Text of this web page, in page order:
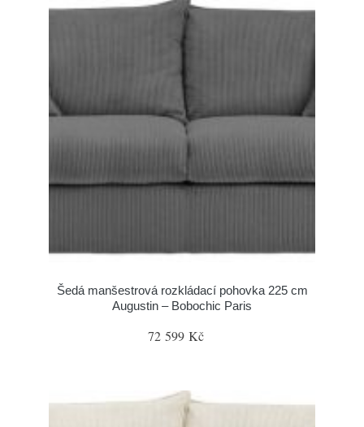
Šedá manšestrová rozkládací pohovka 225 cm
Augustin – Bobochic Paris
72 599 Kč